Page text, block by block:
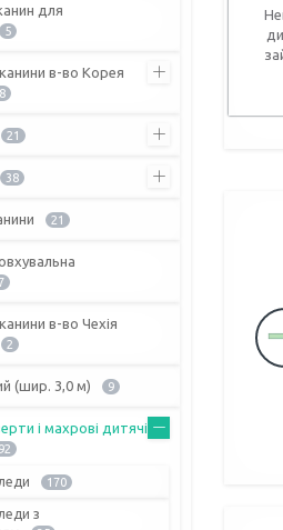
для
5
в-во Корея
21
38
21
в-во Чехія
2
(шир. 3,0 м) 9
і махрові дитячі
170
з